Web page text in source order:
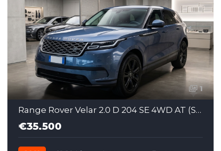
1
Range Rover Velar 2.0 D 204 SE 4WD AT (SAJ060)
€35.500